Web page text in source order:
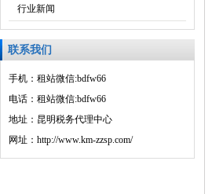
行业新闻
联系我们
手机：租站微信:bdfw66
电话：租站微信:bdfw66
地址：昆明税务代理中心
网址：http://www.km-zzsp.com/